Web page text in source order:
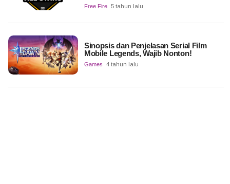
Free Fire 5 tahun lalu
Sinopsis dan Penjelasan Serial Film
Mobile Legends, Wajib Nonton!
Games 4 tahun lalu